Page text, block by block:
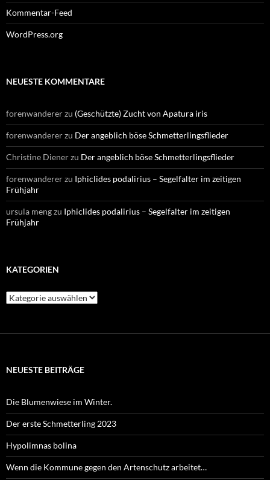
Kommentar-Feed
WordPress.org
NEUESTE KOMMENTARE
forenwandererzu (Geschützte) Zucht von Apatura iris
forenwandererzu Der angeblich böse Schmetterlingsflieder
Christine Dienerzu Der angeblich böse Schmetterlingsflieder
forenwandererzu Iphiclides podalirius – Segelfalter im zeitigen
Frühjahr
ursula mengzu Iphiclides podalirius – Segelfalter im zeitigen
Frühjahr
KATEGORIEN
Kategorien
NEUESTE BEITRÄGE
Die Blumenwiese im Winter.
Der erste Schmetterling 2023
Hypolimnas bolina
Wenn die Kommune gegen den Artenschutz arbeitet…